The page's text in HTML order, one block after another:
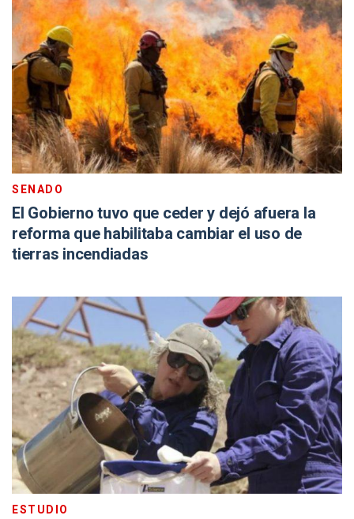
SENADO
El Gobierno tuvo que ceder y dejó afuera la
reforma que habilitaba cambiar el uso de
tierras incendiadas
ESTUDIO